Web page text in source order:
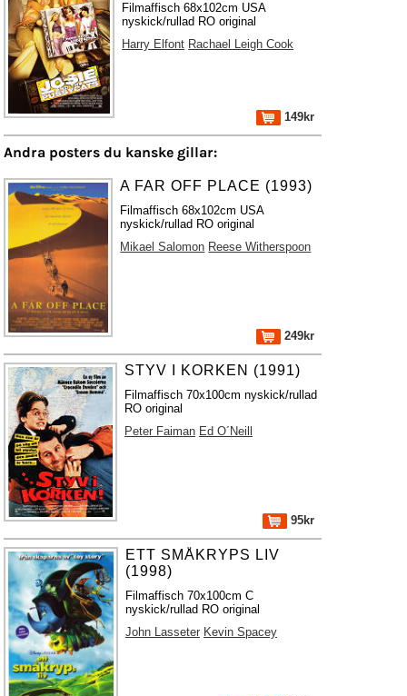
Filmaffisch 68x102cm USA
nyskick/rullad RO original
Harry Elfont Rachael Leigh Cook
149kr
Andra posters du kanske gillar:
A FAR OFF PLACE (1993)
Filmaffisch 68x102cm USA
nyskick/rullad RO original
Mikael Salomon Reese Witherspoon
249kr
STYV I KORKEN (1991)
Filmaffisch 70x100cm nyskick/rullad
RO original
Peter Faiman Ed O´Neill
95kr
ETT SMÅKRYPS LIV
(1998)
Filmaffisch 70x100cm C
nyskick/rullad RO original
John Lasseter Kevin Spacey